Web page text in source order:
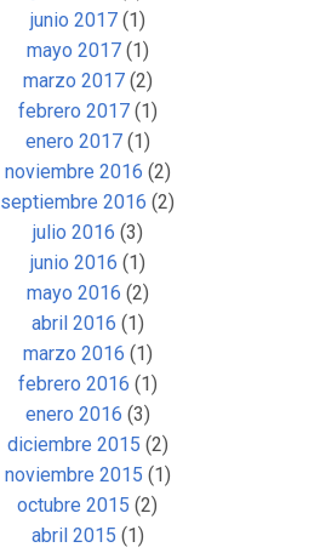
junio 2017(1)
mayo 2017(1)
marzo 2017(2)
febrero 2017(1)
enero 2017(1)
noviembre 2016 (2)
septiembre 2016 (2)
julio 2016 (3)
junio 2016 (1)
mayo 2016 (2)
abril 2016 (1)
marzo 2016 (1)
febrero 2016 (1)
enero 2016 (3)
diciembre 2015 (2)
noviembre 2015 (1)
octubre 2015 (2)
abril 2015 (1)